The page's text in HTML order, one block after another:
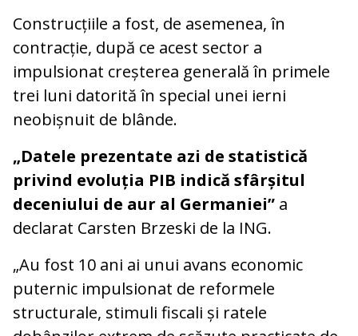
Construcțiile a fost, de asemenea, în
contracție, după ce acest sector a
impulsionat creșterea generală în primele
trei luni datorită în special unei ierni
neobișnuit de blânde.
„Datele prezentate azi de statistică
privind evoluția PIB indică sfârșitul
deceniului de aur al Germaniei” a
declarat Carsten Brzeski de la ING.
„Au fost 10 ani ai unui avans economic
puternic impulsionat de reformele
structurale, stimuli fiscali și ratele